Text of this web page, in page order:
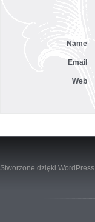
Name
Email
Web
Stworzone dzięki WordPress,